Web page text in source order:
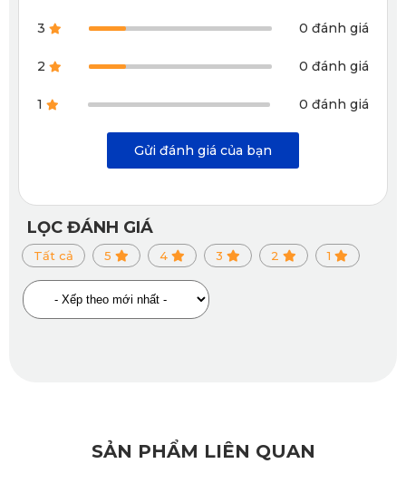
3. Không có mùi, không ngấm nước, không ẩm
KATA. Những chủ xe hoàn toàn có thể yên tâm độ
bền của thảm. Vào thảm lót bảo vệ chắc chắn sàn xe, không
cho chất lỏng thấm qua thảm xuống sàn xe. Tuyệt đối không
gây mùi bởi kết cấu bền chắc được ép nhiệt công nghệ cao
3 0 đánh giá
2 0 đánh giá
1 0 đánh giá
Gửi đánh giá của bạn
LỌC ĐÁNH GIÁ
Tất cả 5 4 3 2 1
SẢN PHẨM LIÊN QUAN